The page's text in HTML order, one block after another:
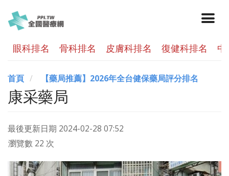
眼科排名 骨科排名 皮膚科排名 復健科排名
首頁 【藥局推薦】2026年全台健保藥局評分排名
康采藥局
最後更新日期 2024-02-28 07:52
瀏覽數 22 次